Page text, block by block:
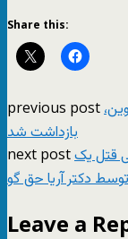
Share this:
previous post
بازداشت شد
next postقتل یک
دکتر آریا حق گو
Leave a